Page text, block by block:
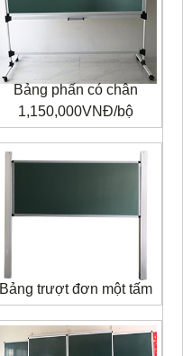
Bảng phấn có chân
1,150,000VNĐ/bộ
Bảng trượt đơn một tấm